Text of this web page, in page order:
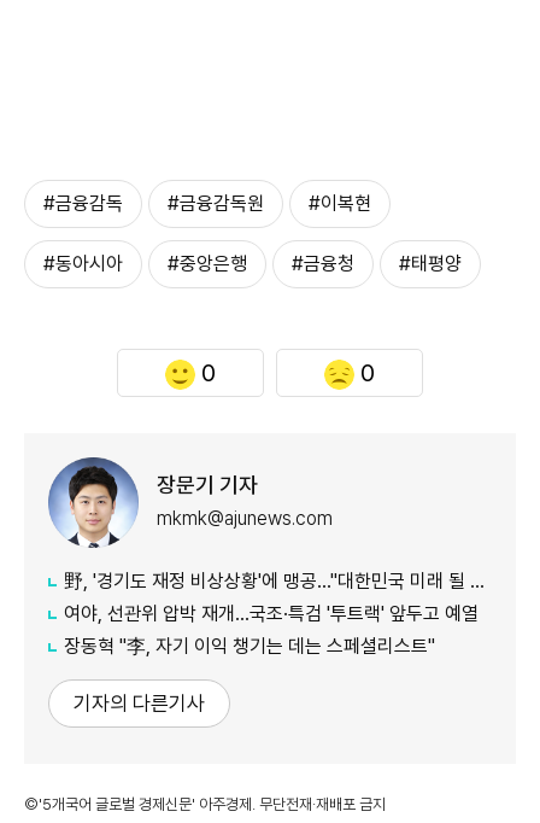
#금융감독 #금융감독원 #이복현
#동아시아 #중앙은행 #금융청 #태평양
0 0
장문기 기자
mkmk@ajunews.com
野, '경기도 재정 비상상황'에 맹공…"대한민국 미래 될 수도"
여야, 선관위 압박 재개…국조·특검 '투트랙' 앞두고 예열
장동혁 "李, 자기 이익 챙기는 데는 스페셜리스트"
기자의 다른기사
©'5개국어 글로벌 경제신문' 아주경제. 무단전재·재배포 금지